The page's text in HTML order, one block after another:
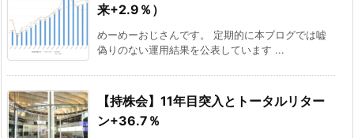
来+2.9％）
めーめーおじさんです。 定期的に本ブログでは嘘
偽りのない運用結果を公表しています ...
【持株会】11年目突入とトータルリター
ン+36.7％